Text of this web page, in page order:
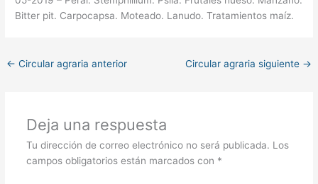
Bitter pit. Carpocapsa. Moteado. Lanudo. Tratamientos maíz.
← Circular agraria anterior Circular agraria siguiente →
Deja una respuesta
Tu dirección de correo electrónico no será publicada. Los
campos obligatorios están marcados con *